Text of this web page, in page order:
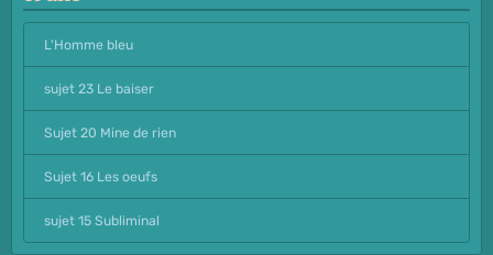
L'Homme bleu
sujet 23 Le baiser
Sujet 20 Mine de rien
Sujet 16 Les oeufs
sujet 15 Subliminal